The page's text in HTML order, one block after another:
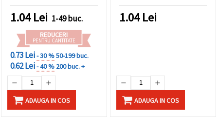
1.04Lei 1-49 buc.
REDUCERI
PENTRU CANTITATE
0.73 Lei- 30 %50-199 buc.
0.62 Lei- 40 % 200 buc. +
ADAUGA IN COS
1.04Lei
ADAUGA IN COS